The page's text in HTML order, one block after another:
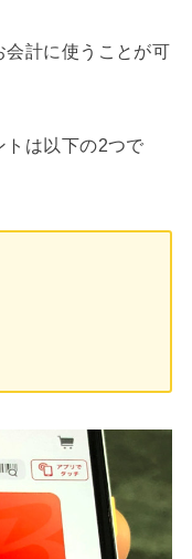
会計に使うことが可
トは以下の2つで